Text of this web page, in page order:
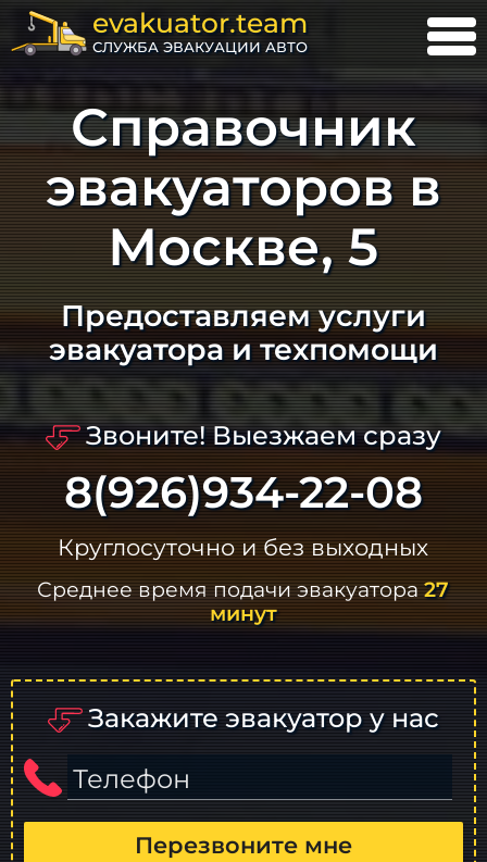
evakuator.team
СЛУЖБА ЭВАКУАЦИИ АВТО
Справочник
эвакуаторов в
Москве, 5
Предоставляем услуги
эвакуатора и техпомощи
Звоните! Выезжаем сразу
8(926)934-22-08
Круглосуточно и без выходных
Среднее время подачи эвакуатора27
минут
Закажите эвакуатор у нас
Телефон
Перезвоните мне